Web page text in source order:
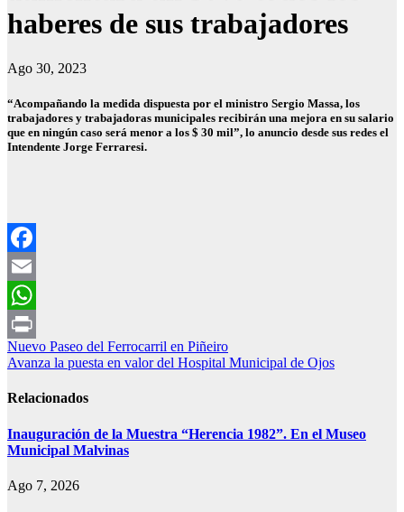
haberes de sus trabajadores
Ago 30, 2023
“Acompañando la medida dispuesta por el ministro Sergio Massa, los
trabajadores y trabajadoras municipales recibirán una mejora en su salario
que en ningún caso será menor a los $ 30 mil”, lo anuncio desde sus redes el
Intendente Jorge Ferraresi.
Facebook
Email
WhatsApp
Print
Navegación
de
entradas
Nuevo Paseo del Ferrocarril en Piñeiro
Avanza la puesta en valor del Hospital Municipal de Ojos
Relacionados
Inauguración de la Muestra “Herencia 1982”. En el Museo
Municipal Malvinas
Ago 7, 2026